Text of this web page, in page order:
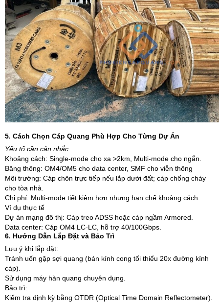
5. Cách Chọn Cáp Quang Phù Hợp Cho Từng Dự Án
Yếu tố cần cân nhắc
Khoảng cách: Single-mode cho xa >2km, Multi-mode cho ngắn.
Băng thông: OM4/OM5 cho data center, SMF cho viễn thông
Môi trường: Cáp chôn trực tiếp nếu lắp dưới đất; cáp chống cháy
cho tòa nhà.
Chi phí: Multi-mode tiết kiệm hơn nhưng hạn chế khoảng cách.
Ví dụ thực tế
Dự án mạng đô thị: Cáp treo ADSS hoặc cáp ngầm Armored.
Data center: Cáp OM4 LC-LC, hỗ trợ 40/100Gbps.
6. Hướng Dẫn Lắp Đặt và Bảo Trì
Lưu ý khi lắp đặt:
Tránh uốn gập sợi quang (bán kính cong tối thiểu 20x đường kính
cáp).
Sử dụng máy hàn quang chuyên dụng.
Bảo trì:
Kiểm tra định kỳ bằng OTDR (Optical Time Domain Reflectometer).